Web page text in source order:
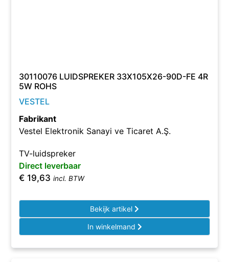
30110076 LUIDSPREKER 33X105X26-90D-FE 4R
5W ROHS
VESTEL
Fabrikant
Vestel Elektronik Sanayi ve Ticaret A.Ş.
TV-luidspreker
Direct leverbaar
€ 19,63 incl. BTW
Bekijk artikel
In winkelmand